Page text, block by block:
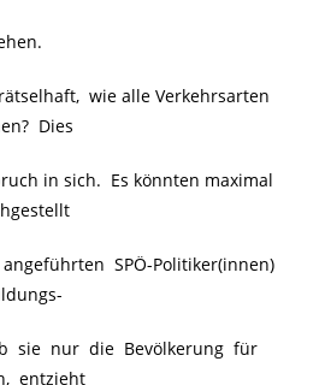
wie alle Verkehrsarten
Dies
in sich. Es könnten maximal
SPÖ-Politiker(innen)
sie nur die Bevölkerung für
entzieht